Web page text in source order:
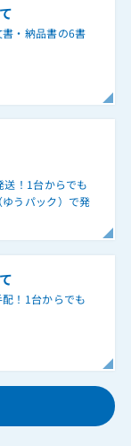
・納品書の6書
！1台からでも
うパック）で発
！1台からでも